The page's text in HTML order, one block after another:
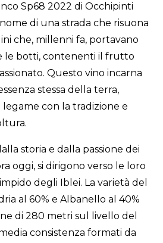
Sp68 2022 di Occhipinti
di una strada che risuona
che, millenni fa, portavano
le botti, contenenti il frutto
Questo vino incarna
stessa della terra,
con la tradizione e
storia e dalla passione dei
oggi, si dirigono verso le loro
degli Iblei. La varietà del
al 60% e Albanello al 40%
di 280 metri sul livello del
consistenza formati da